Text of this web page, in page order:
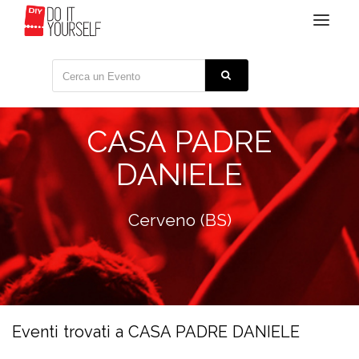
Toggle
CASA PADRE
DANIELE
Cerveno (BS)
Eventi trovati a CASA PADRE DANIELE